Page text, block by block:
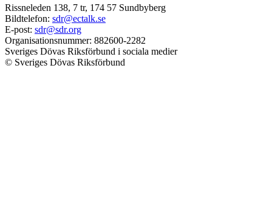
Rissneleden 138, 7 tr, 174 57 Sundbyberg
Bildtelefon: sdr@ectalk.se
E-post: sdr@sdr.org
Organisationsnummer: 882600-2282
Sveriges Dövas Riksförbund i sociala medier
© Sveriges Dövas Riksförbund